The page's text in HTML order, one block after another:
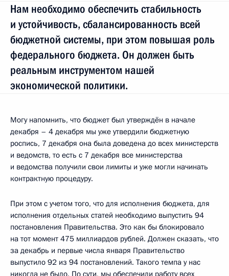
Нам необходимо обеспечить стабильность
и устойчивость, сбалансированность всей
бюджетной системы, при этом повышая роль
федерального бюджета. Он должен быть
реальным инструментом нашей
экономической политики.
Могу напомнить, что бюджет был утверждён в начале
декабря – 4 декабря мы уже утвердили бюджетную
роспись, 7 декабря она была доведена до всех министерств
и ведомств, то есть с 7 декабря все министерства
и ведомства получили свои лимиты и уже могли начинать
контрактную процедуру.
При этом с учетом того, что для исполнения бюджета, для
исполнения отдельных статей необходимо выпустить 94
постановления Правительства. Это как бы блокировало
на тот момент 475 миллиардов рублей. Должен сказать, что
за декабрь и первые числа января Правительство
выпустило 92 из 94 постановлений. Такого темпа у нас
никогда не было. По сути, мы обеспечили работу всех